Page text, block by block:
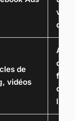
vers
de
de
vidéos
de